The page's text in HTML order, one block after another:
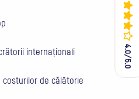
4.0/5.0
4.0/5.0
internaționali
de călătorie